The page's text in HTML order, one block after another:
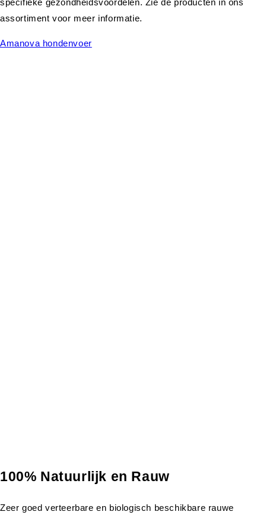
specifieke gezondheidsvoordelen. Zie de producten in ons
assortiment voor meer informatie.
Amanova hondenvoer
100% Natuurlijk en Rauw
Zeer goed verteerbare en biologisch beschikbare rauwe